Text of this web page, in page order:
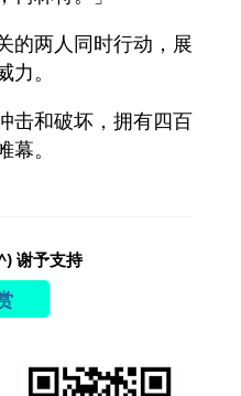
的两人同时行动，展
。
击和破坏，拥有四百
。
谢予支持